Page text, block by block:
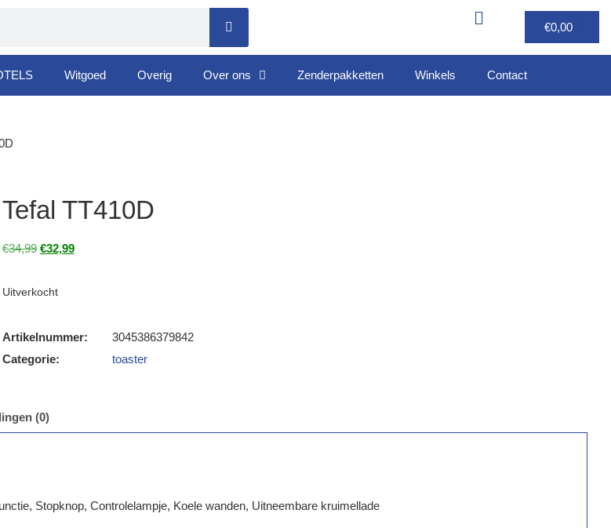
€0,00
Witgoed Overig Over ons Zenderpakketten Winkels Contact
Tefal TT410D
€34,99 €32,99
Uitverkocht
Artikelnummer:
3045386379842
Categorie:
toaster
(0)
Stopknop, Controlelampje, Koele wanden, Uitneembare kruimellade